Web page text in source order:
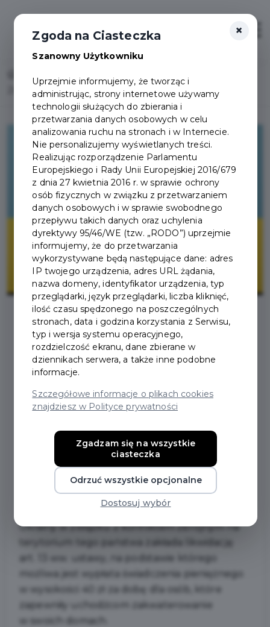
Zmiana ustawy o pomocy obywatelom Ukrainy
2024-06-10
ZMIANA USTAWY O
POMOCY OBYWATELOM
W imieniu Miejskiego Ośrodka Pomocy
Społecznej w Pruszczu Gdańskim
informujemy, że planowana zmiana ustawy z
dnia 12 marca 2022 r. o pomocy obywatelom
Ukrainy w związku z konfliktem zbrojnym na
art. 13 ww. ustawy, na podstawie którego
możliwa jest wypłata świadczenia pieniężnego
w wysokości 40 zł za dobę dla osób, które
zapewniły uchodźcom zakwaterowanie
w swoich domach.
×
Zgoda na Ciasteczka
Szanowny Użytkowniku
Uprzejmie informujemy, że tworząc i
administrując, strony internetowe używamy
technologii służących do zbierania i
przetwarzania danych osobowych w celu
analizowania ruchu na stronach i w Internecie.
Nie personalizujemy wyświetlanych treści.
Realizując rozporządzenie Parlamentu
Europejskiego i Rady Unii Europejskiej 2016/679
z dnia 27 kwietnia 2016 r. w sprawie ochrony
osób fizycznych w związku z przetwarzaniem
danych osobowych i w sprawie swobodnego
przepływu takich danych oraz uchylenia
dyrektywy 95/46/WE (tzw. „RODO”) uprzejmie
informujemy, że do przetwarzania
wykorzystywane będą następujące dane: adres
IP twojego urządzenia, adres URL żądania,
nazwa domeny, identyfikator urządzenia, typ
przeglądarki, język przeglądarki, liczba kliknięć,
ilość czasu spędzonego na poszczególnych
stronach, data i godzina korzystania z Serwisu,
typ i wersja systemu operacyjnego,
rozdzielczość ekranu, dane zbierane w
dziennikach serwera, a także inne podobne
informacje.
Szczegółowe informacje o plikach cookies
znajdziesz w Polityce prywatności
Zgadzam się na wszystkie
ciasteczka
Odrzuć wszystkie opcjonalne
Dostosuj wybór